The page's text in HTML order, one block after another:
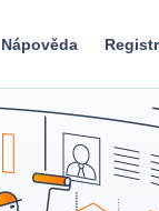
Nápověda